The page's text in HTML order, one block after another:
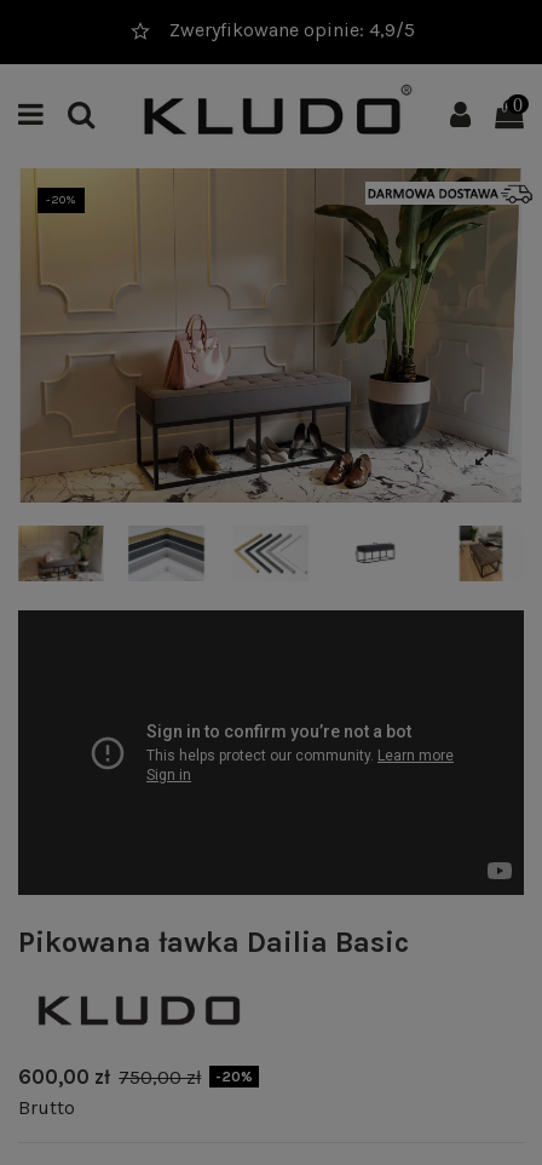
Zweryfikowane opinie: 4,9/5
0
-20%
Pikowana ławka Dailia Basic
600,00 zł 750,00 zł -20%
Brutto